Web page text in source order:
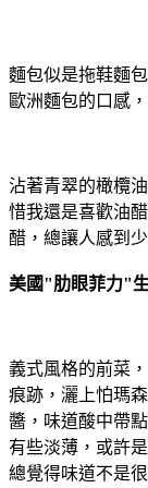
麵包似是拖鞋麵
歐洲麵包的口感
沾著青翠的橄欖
惜我還是喜歡油
醋，總讓人感到
美國"肋眼菲力"
義式風格的前菜
痕跡，灑上怕瑪
醬，味道酸中帶
有些淡薄，或許
總覺得味道不是